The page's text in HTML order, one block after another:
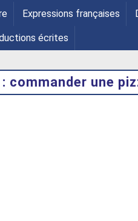
Expressions françaises
écrites
commander une